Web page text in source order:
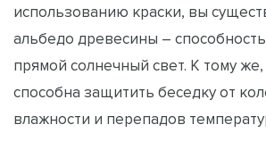
использованию краски, вы
альбедо древесины –
прямой солнечный свет. К тому же,
способна защитить беседку от
влажности и перепадов